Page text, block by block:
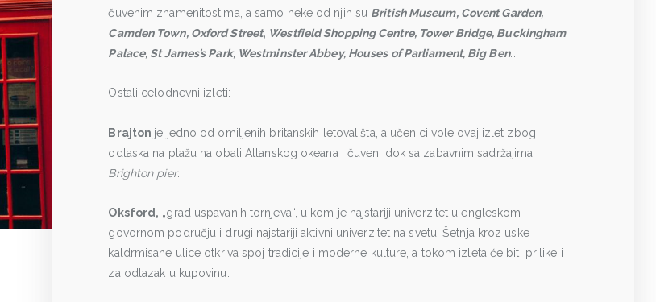
čuvenim znamenitostima, a samo neke od njih su British Museum, Covent Garden,
Camden Town, Oxford Street, Westfield Shopping Centre, Tower Bridge, Buckingham
Palace, St James’s Park, Westminster Abbey, Houses of Parliament, Big Ben…
Ostali celodnevni izleti:
Brajton je jedno od omiljenih britanskih letovališta, a učenici vole ovaj izlet zbog
odlaska na plažu na obali Atlanskog okeana i čuveni dok sa zabavnim sadržajima
Brighton pier.
Oksford, „grad uspavanih tornjeva“, u kom je najstariji univerzitet u engleskom
govornom području i drugi najstariji aktivni univerzitet na svetu. Šetnja kroz uske
kaldrmisane ulice otkriva spoj tradicije i moderne kulture, a tokom izleta će biti prilike i
za odlazak u kupovinu.